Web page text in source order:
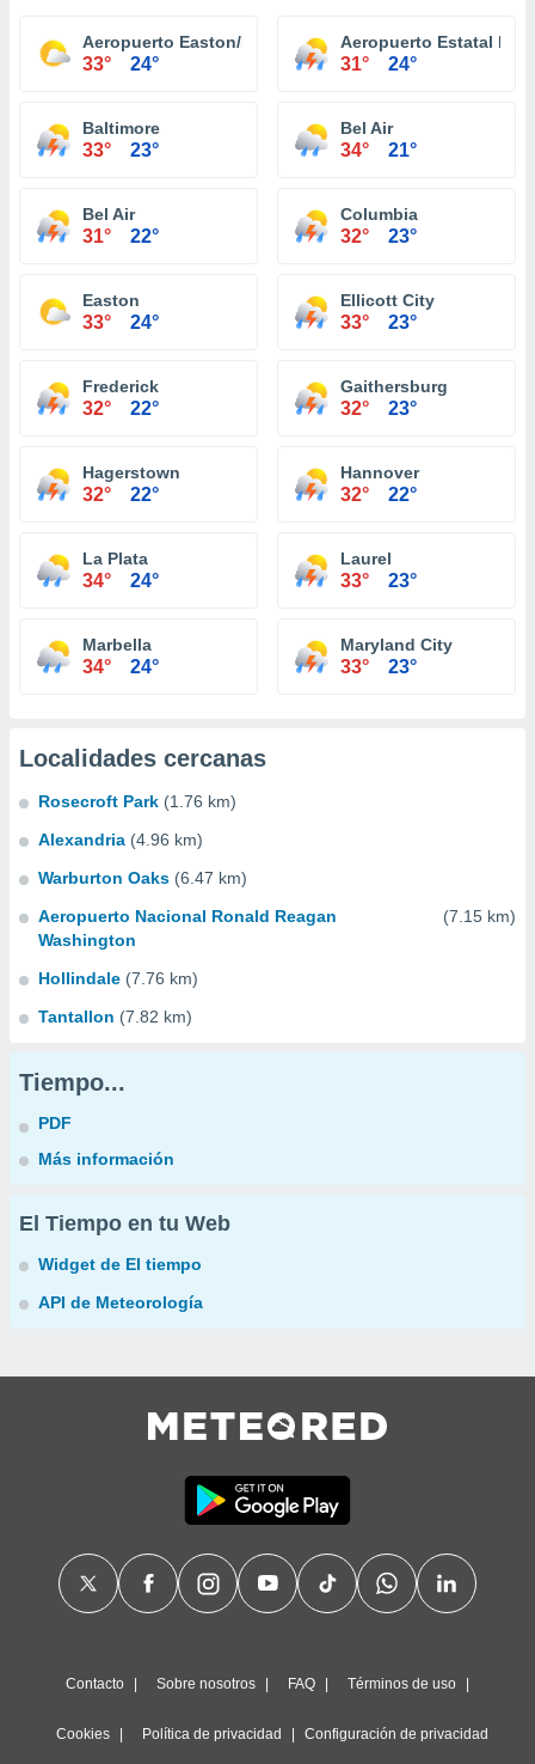
Aeropuerto Easton/Newman Field
33° 24°
Aeropuerto Estatal
31° 24°
Baltimore
33° 23°
Bel Air
34° 21°
Bel Air
31° 22°
Columbia
32° 23°
Easton
33° 24°
Ellicott City
33° 23°
Frederick
32° 22°
Gaithersburg
32° 23°
Hagerstown
32° 22°
Hannover
32° 22°
La Plata
34° 24°
Laurel
33° 23°
Marbella
34° 24°
Maryland City
33° 23°
Localidades cercanas
Rosecroft Park (1.76 km)
Alexandria (4.96 km)
Warburton Oaks (6.47 km)
Aeropuerto Nacional Ronald Reagan
Washington
(7.15 km)
Hollindale (7.76 km)
Tantallon (7.82 km)
Tiempo...
PDF
Más información
El Tiempo en tu Web
Widget de El tiempo
API de Meteorología
Contacto Sobre nosotros FAQ Términos de uso
Cookies Política de privacidad Configuración de privacidad